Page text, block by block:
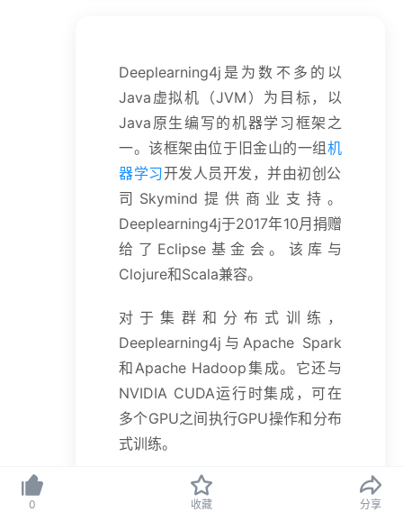
0 收藏 分享
Deeplearning4j是为数不多的以
Java虚拟机（JVM）为目标，以
Java原生编写的机器学习框架之
一。该框架由位于旧金山的一组 机
器学习开发人员开发，并由初创公
司Skymind提供商业支持。
Deeplearning4j于2017年10月捐赠
给了Eclipse基金会。该库与
Clojure和Scala兼容。
对于集群和分布式训练，
Deeplearning4j与Apache Spark
和Apache Hadoop集成。它还与
NVIDIA CUDA运行时集成，可在
多个GPU之间执行GPU操作和分布
式训练。
Deeplearning4j包括一个使用
ND4J的n维数组类，该类允许在